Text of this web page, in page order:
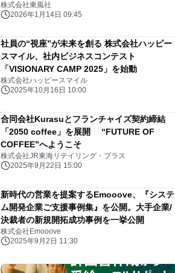
株式会社東風社
2026年1月14日 09:45
社員の“視座”が未来を創る 株式会社ハッピー
スマイル、社内ビジネスコンテスト
「VISIONARY CAMP 2025」を始動
株式会社ハッピースマイル
2025年10月16日 10:00
合同会社Kurasuとフランチャイズ契約締結
「2050 coffee」を展開 “FUTURE OF
COFFEE”へようこそ
株式会社JR東海リテイリング・プラス
2025年9月22日 15:00
新時代の営業を提案するEmooove、『システ
ム開発企業ご支援事例集』を公開。大手企業/
決裁者の新規開拓成功事例を一挙公開
株式会社Emooove
2025年9月2日 11:30